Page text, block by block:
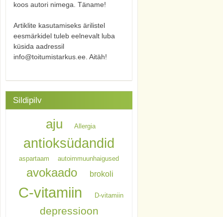
koos autori nimega. Täname!
Artiklite kasutamiseks ärilistel
eesmärkidel tuleb eelnevalt luba
küsida aadressil
info@toitumistarkus.ee. Aitäh!
Sildipilv
aju Allergia
antioksüdandid
aspartaam autoimmuunhaigused
avokaado brokoli
C-vitamiin D-vitamiin
depressioon